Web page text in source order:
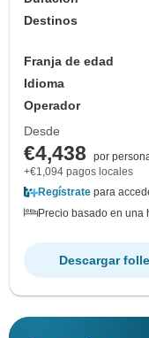
Destinos
Franja de edad
Idioma
Operador
Desde
€4,438
por
+€1,094 pagos locales
Regístrate para
Precio basado en una
Descargar